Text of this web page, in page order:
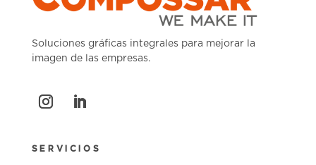
Soluciones gráficas integrales para mejorar la
imagen de las empresas.
SERVICIOS